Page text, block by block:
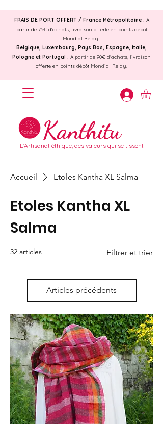
Kanthitu
L'Artisanat éthique, des valeurs qui se tissent
FRAIS DE PORT OFFERT / France Métropolitaine : A
partir de 75€ d'achats, livraison offerte en points dépôt
Mondial Relay.
Belgique, Luxembourg, Pays Bas, Espagne, Italie,
Pologne et Portugal : A partir de 90€ d'achats, livraison
offerte en points dépôt Mondial Relay.
Accueil Etoles Kantha XL Salma
Etoles Kantha XL
Salma
32 articles Filtrer et trier
Articles précédents